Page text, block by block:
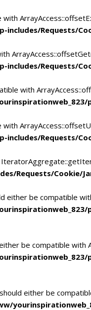
Requests/
Requests/
with
Requests/
Requests/Cookie/
either be compatible
be compatible
either be